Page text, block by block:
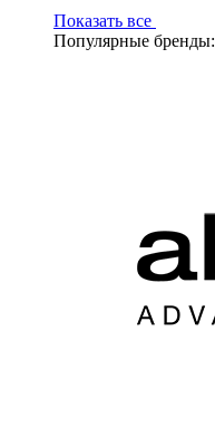
Показать все
Популярные бренды: